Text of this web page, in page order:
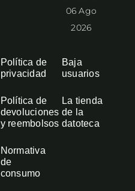
06 Ago
2026
Política de
privacidad
Política de
devoluciones
y reembolsos
Normativa
de
consumo
Baja
usuarios
La tienda
de la
datoteca